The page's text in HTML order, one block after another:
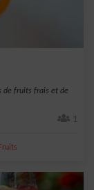
de fruits frais et de
1